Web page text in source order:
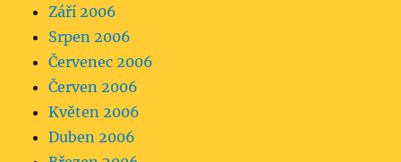
Září 2006
Srpen 2006
Červenec 2006
Červen 2006
Květen 2006
Duben 2006